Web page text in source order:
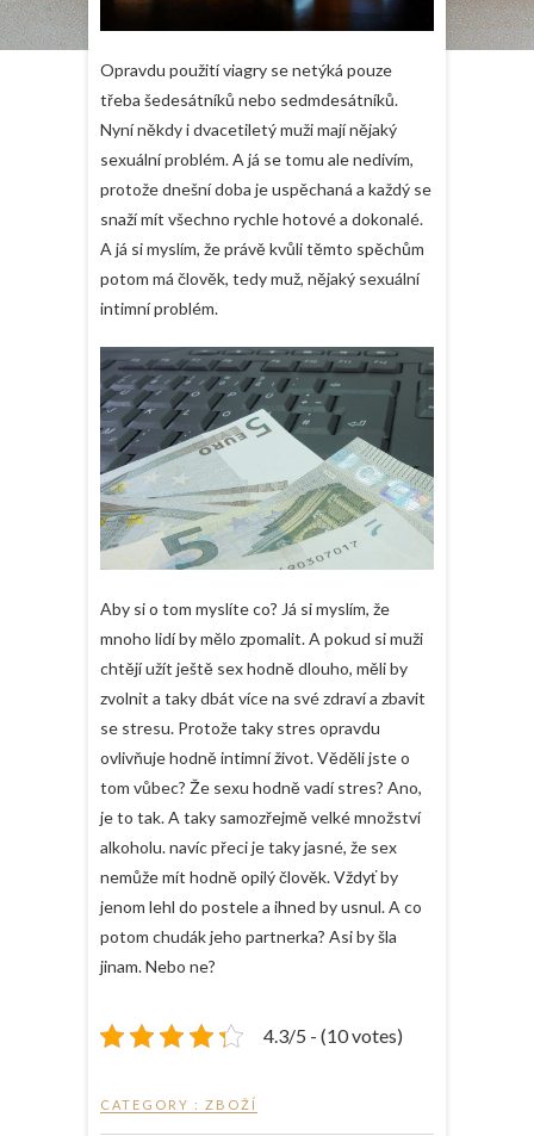
Opravdu použití viagry se netýká pouze
třeba šedesátníků nebo sedmdesátníků.
Nyní někdy i dvacetiletý muži mají nějaký
sexuální problém. A já se tomu ale nedivím,
protože dnešní doba je uspěchaná a každý se
snaží mít všechno rychle hotové a dokonalé.
A já si myslím, že právě kvůli těmto spěchům
potom má člověk, tedy muž, nějaký sexuální
intimní problém.
Aby si o tom myslíte co? Já si myslím, že
mnoho lidí by mělo zpomalit. A pokud si muži
chtějí užít ještě sex hodně dlouho, měli by
zvolnit a taky dbát více na své zdraví a zbavit
se stresu. Protože taky stres opravdu
ovlivňuje hodně intimní život. Věděli jste o
tom vůbec? Že sexu hodně vadí stres? Ano,
je to tak. A taky samozřejmě velké množství
alkoholu. navíc přeci je taky jasné, že sex
nemůže mít hodně opilý člověk. Vždyť by
jenom lehl do postele a ihned by usnul. A co
potom chudák jeho partnerka? Asi by šla
jinam. Nebo ne?
4.3/5 - (10 votes)
CATEGORY : ZBOŽÍ